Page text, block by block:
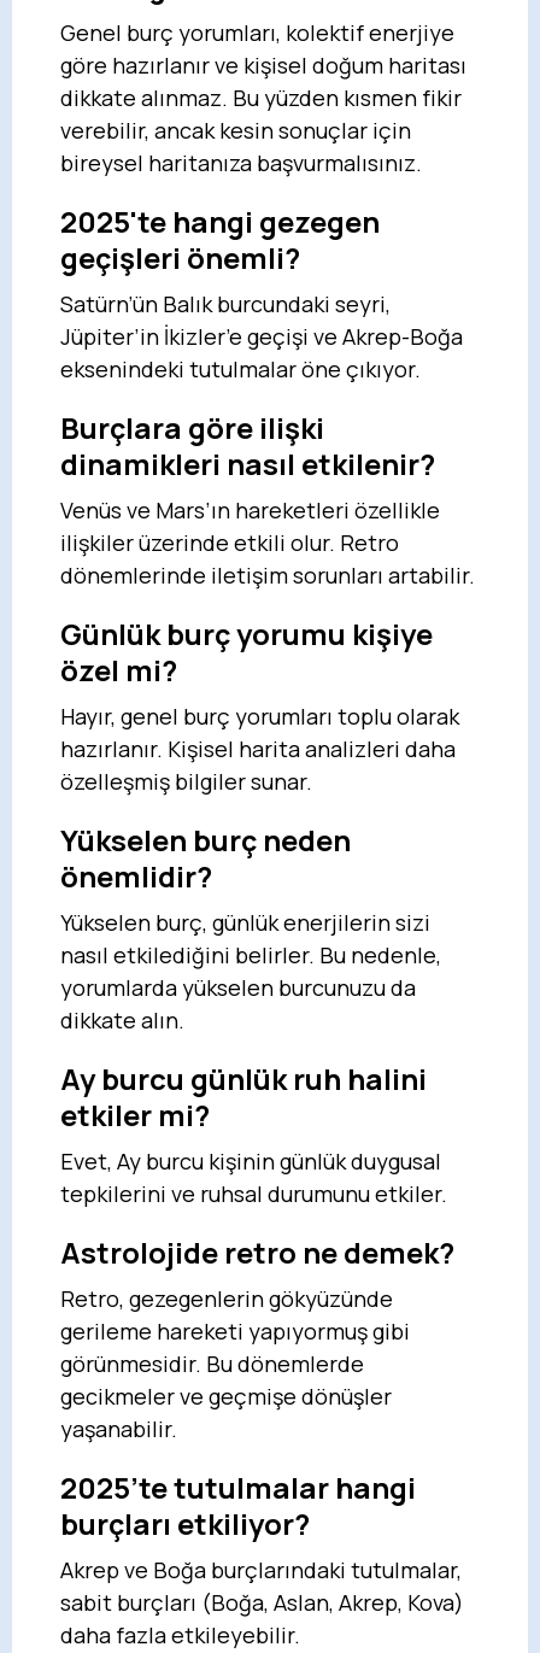
Genel burç yorumları, kolektif enerjiye
göre hazırlanır ve kişisel doğum haritası
dikkate alınmaz. Bu yüzden kısmen fikir
verebilir, ancak kesin sonuçlar için
bireysel haritanıza başvurmalısınız.
2025'te hangi gezegen
geçişleri önemli?
Satürn’ün Balık burcundaki seyri,
Jüpiter’in İkizler’e geçişi ve Akrep-Boğa
eksenindeki tutulmalar öne çıkıyor.
Burçlara göre ilişki
dinamikleri nasıl etkilenir?
Venüs ve Mars’ın hareketleri özellikle
ilişkiler üzerinde etkili olur. Retro
dönemlerinde iletişim sorunları artabilir.
Günlük burç yorumu kişiye
özel mi?
Hayır, genel burç yorumları toplu olarak
hazırlanır. Kişisel harita analizleri daha
özelleşmiş bilgiler sunar.
Yükselen burç neden
önemlidir?
Yükselen burç, günlük enerjilerin sizi
nasıl etkilediğini belirler. Bu nedenle,
yorumlarda yükselen burcunuzu da
dikkate alın.
Ay burcu günlük ruh halini
etkiler mi?
Evet, Ay burcu kişinin günlük duygusal
tepkilerini ve ruhsal durumunu etkiler.
Astrolojide retro ne demek?
Retro, gezegenlerin gökyüzünde
gerileme hareketi yapıyormuş gibi
görünmesidir. Bu dönemlerde
gecikmeler ve geçmişe dönüşler
yaşanabilir.
2025’te tutulmalar hangi
burçları etkiliyor?
Akrep ve Boğa burçlarındaki tutulmalar,
sabit burçları (Boğa, Aslan, Akrep, Kova)
daha fazla etkileyebilir.